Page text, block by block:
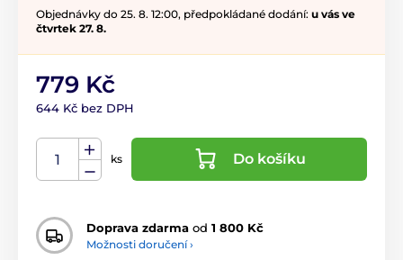
Objednávky do 25. 8. 12:00, předpokládané dodání: u vás ve
čtvrtek 27. 8.
779 Kč
644 Kč bez DPH
ks Do košíku
Doprava zdarma od 1 800 Kč
Možnosti doručení ›